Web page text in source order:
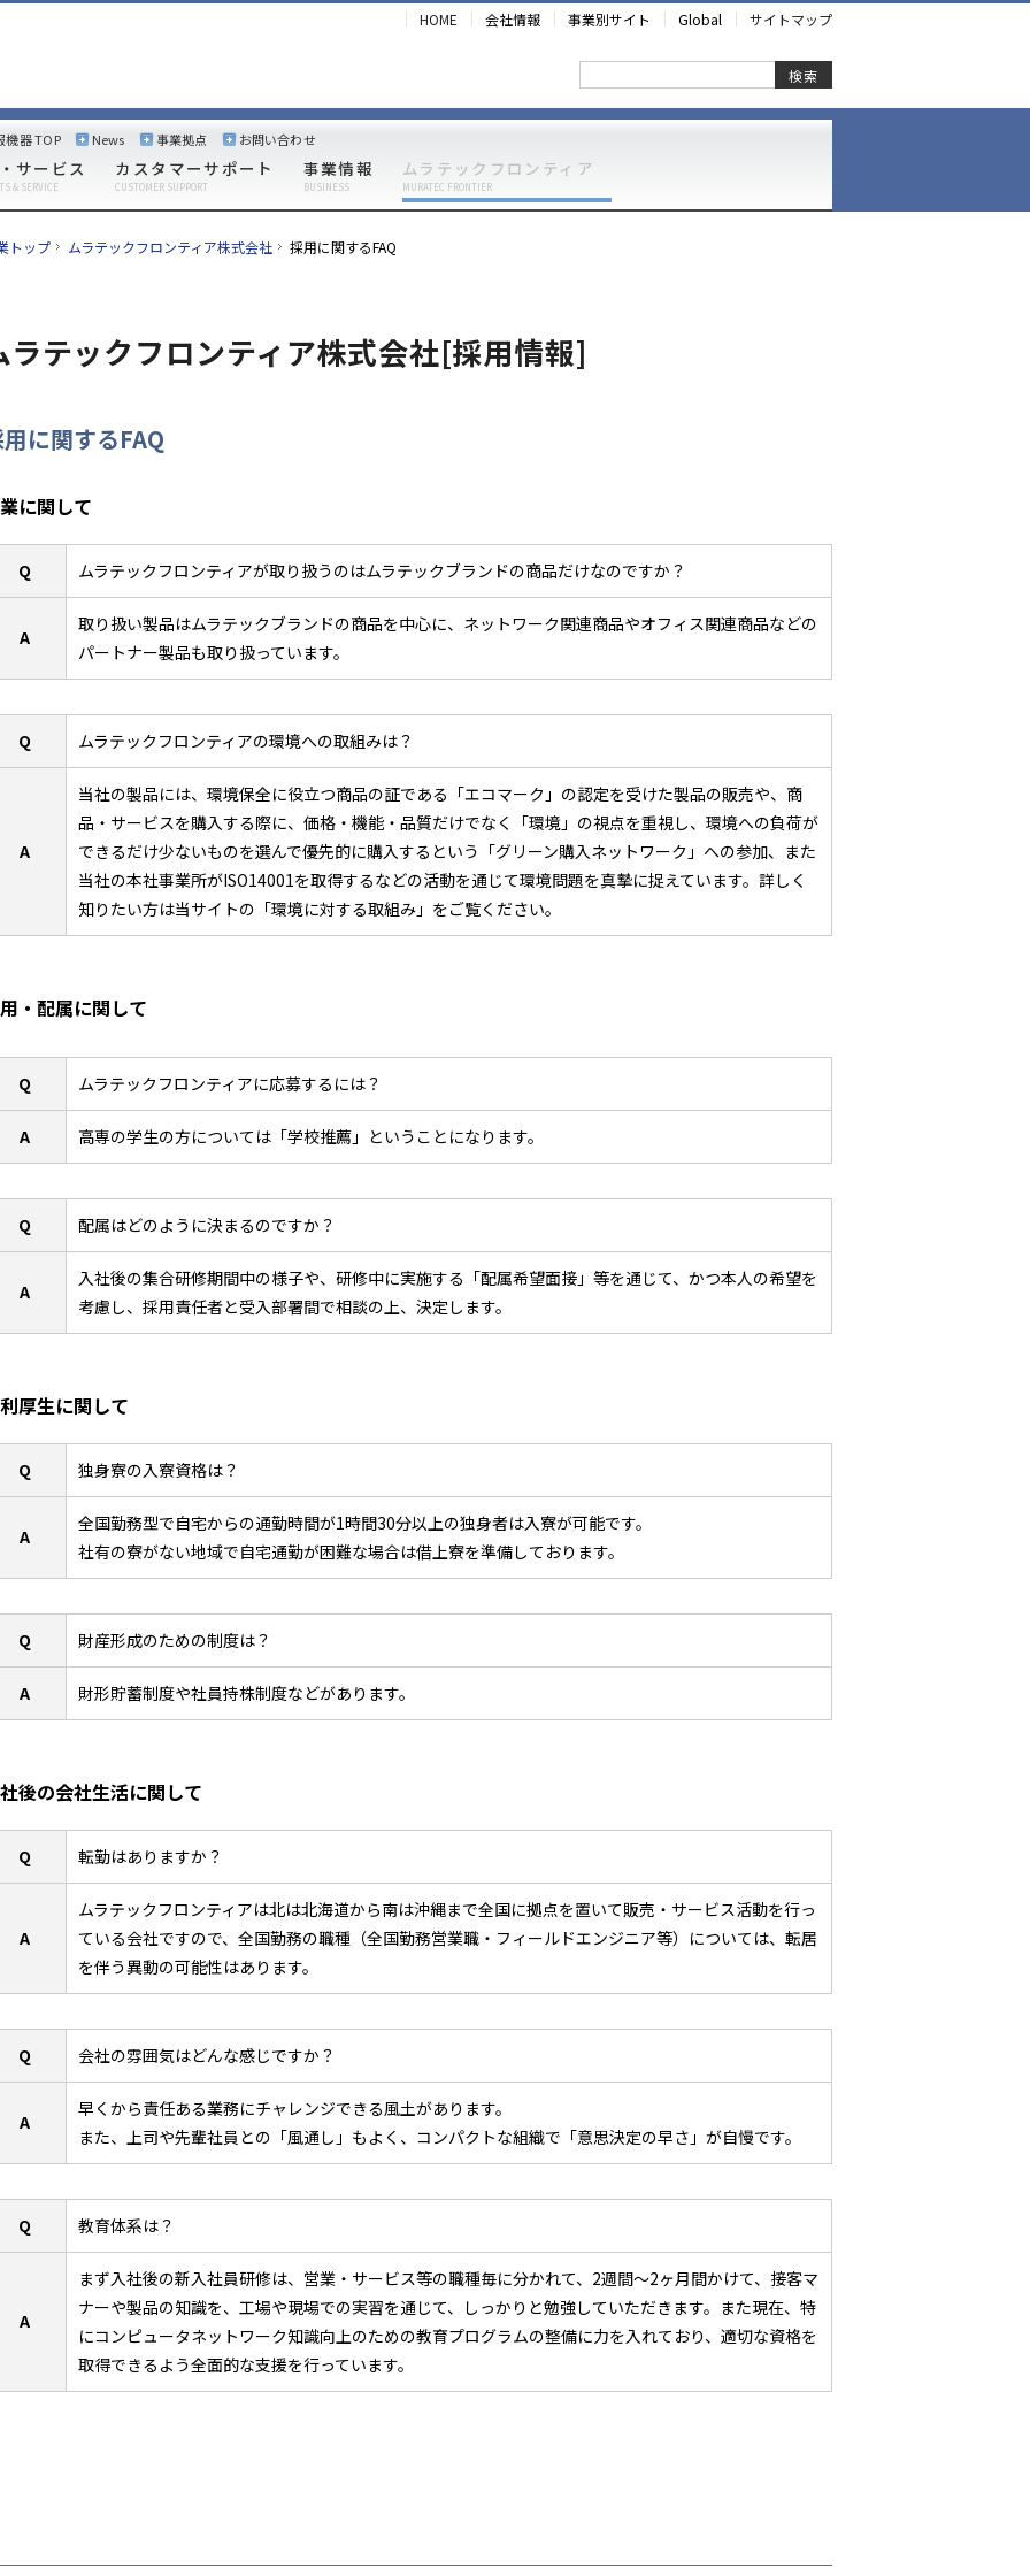
HOME 会社情報 事業別サイト Global サイトマップ
検索
サービス
& SERVICE
カスタマーサポート
CUSTOMER SUPPORT
事業情報
BUSINESS
ムラテックフロンティア
MURATEC FRONTIER
機器 TOP News 事業拠点 お問い合わせ
トップ ムラテックフロンティア株式会社 採用に関するFAQ
ラテックフロンティア株式会社[採用情報]
に関するFAQ
に関して
Q ムラテックフロンティアが取り扱うのはムラテックブランドの商品だけなのですか？
A
取り扱い製品はムラテックブランドの商品を中心に、ネットワーク関連商品やオフィス関連商品などの
パートナー製品も取り扱っています。
Q ムラテックフロンティアの環境への取組みは？
A
当社の製品には、環境保全に役立つ商品の証である「エコマーク」の認定を受けた製品の販売や、商
品・サービスを購入する際に、価格・機能・品質だけでなく「環境」の視点を重視し、環境への負荷が
できるだけ少ないものを選んで優先的に購入するという「グリーン購入ネットワーク」への参加、また
当社の本社事業所がISO14001を取得するなどの活動を通じて環境問題を真摯に捉えています。詳しく
知りたい方は当サイトの「環境に対する取組み」をご覧ください。
・配属に関して
Q ムラテックフロンティアに応募するには？
A 高専の学生の方については「学校推薦」ということになります。
Q 配属はどのように決まるのですか？
A
入社後の集合研修期間中の様子や、研修中に実施する「配属希望面接」等を通じて、かつ本人の希望を
考慮し、採用責任者と受入部署間で相談の上、決定します。
厚生に関して
Q 独身寮の入寮資格は？
A
全国勤務型で自宅からの通勤時間が1時間30分以上の独身者は入寮が可能です。
社有の寮がない地域で自宅通勤が困難な場合は借上寮を準備しております。
Q 財産形成のための制度は？
A 財形貯蓄制度や社員持株制度などがあります。
後の会社生活に関して
Q 転勤はありますか？
A
ムラテックフロンティアは北は北海道から南は沖縄まで全国に拠点を置いて販売・サービス活動を行っ
ている会社ですので、全国勤務の職種（全国勤務営業職・フィールドエンジニア等）については、転居
を伴う異動の可能性はあります。
Q 会社の雰囲気はどんな感じですか？
A
早くから責任ある業務にチャレンジできる風土があります。
また、上司や先輩社員との「風通し」もよく、コンパクトな組織で「意思決定の早さ」が自慢です。
Q 教育体系は？
A
まず入社後の新入社員研修は、営業・サービス等の職種毎に分かれて、2週間～2ヶ月間かけて、接客マ
ナーや製品の知識を、工場や現場での実習を通じて、しっかりと勉強していただきます。また現在、特
にコンピュータネットワーク知識向上のための教育プログラムの整備に力を入れており、適切な資格を
取得できるよう全面的な支援を行っています。